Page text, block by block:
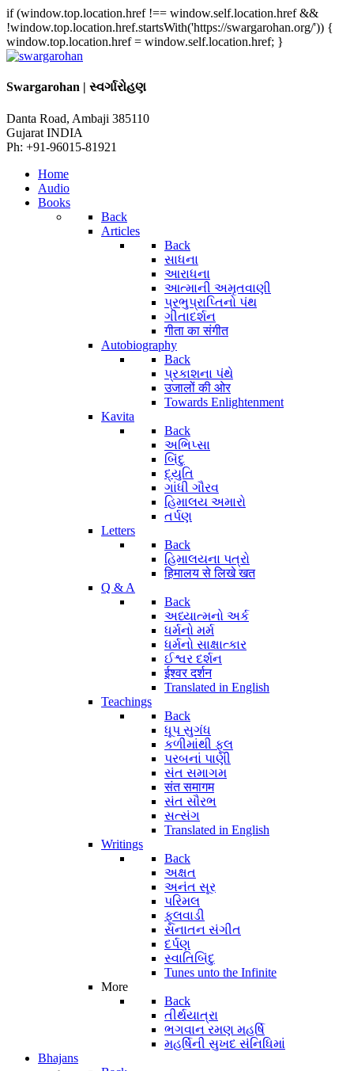
if (window.top.location.href !== window.self.location.href &&
!window.top.location.href.startsWith('https://swargarohan.org/')) {
window.top.location.href = window.self.location.href; }
Swargarohan | સ્વર્ગારોહણ
Danta Road, Ambaji 385110
Gujarat INDIA
Ph: +91-96015-81921
Home
Audio
Books
Back
Articles
Back
સાધના
આરાધના
આત્માની અમૃતવાણી
પ્રભુપ્રાપ્તિનો પંથ
ગીતાદર્શન
गीता का संगीत
Autobiography
Back
પ્રકાશના પંથે
उजालों की ओर
Towards Enlightenment
Kavita
Back
અભિપ્સા
બિંદુ
દ્યુતિ
ગાંધી ગૌરવ
હિમાલય અમારો
તર્પણ
Letters
Back
હિમાલયના પત્રો
हिमालय से लिखे खत
Q & A
Back
અધ્યાત્મનો અર્ક
ધર્મનો મર્મ
ધર્મનો સાક્ષાત્કાર
ઈશ્વર દર્શન
ईश्वर दर्शन
Translated in English
Teachings
Back
ધૂપ સુગંધ
કળીમાંથી ફૂલ
પરબનાં પાણી
સંત સમાગમ
संत समागम
સંત સૌરભ
સત્સંગ
Translated in English
Writings
Back
અક્ષત
અનંત સૂર
પરિમલ
ફૂલવાડી
સનાતન સંગીત
દર્પણ
સ્વાતિબિંદુ
Tunes unto the Infinite
More
Back
તીર્થયાત્રા
ભગવાન રમણ મહર્ષિ
મહર્ષિની સુખદ સંનિધિમાં
Bhajans